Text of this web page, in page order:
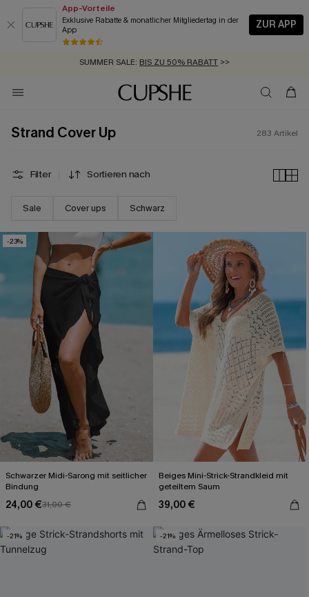
App-Vorteile
Exklusive Rabatte & monatlicher Mitgliedertag in der
App
ZUR APP
GRATIS MASSBAND MIT JEDEM SCHNELLVERSAND-ARTIKEL >>
SUMMER SALE:
ZUM NEWSLETTER:BIS ZU -20% EXTRA ERHALTEN
KOSTENLOSER VERSAND AB 89 €
Strand Cover Up 283 Artikel
Filter Sortieren nach
Sale Cover ups Schwarz
-23%
Schwarzer Midi-Sarong mit seitlicher
Bindung
24,00 €31,00 €
Beiges Mini-Strick-Strandkleid mit
geteiltem Saum
39,00 €
-21% -21%